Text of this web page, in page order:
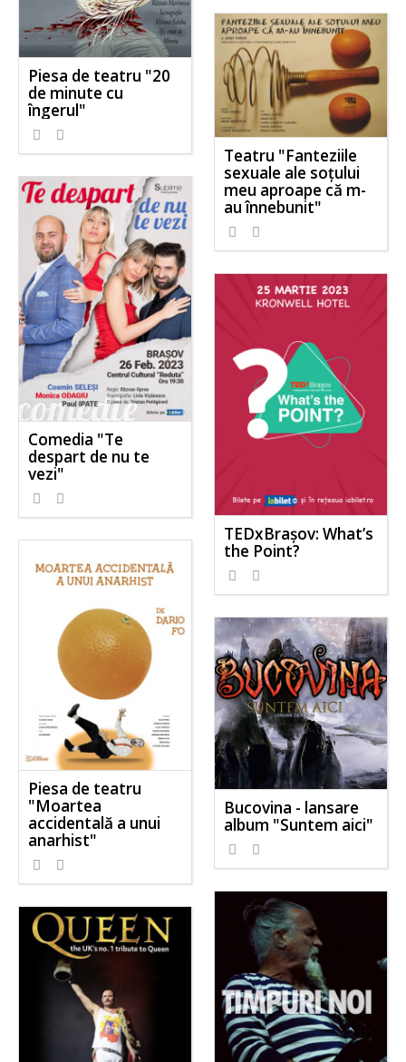
Piesa de teatru "20
de minute cu
îngerul"
Teatru "Fanteziile
sexuale ale soţului
meu aproape că m-
au înnebunit"
Comedia "Te
despart de nu te
vezi"
TEDxBrașov: What’s
the Point?
Piesa de teatru
"Moartea
accidentală a unui
anarhist"
Bucovina - lansare
album "Suntem aici"